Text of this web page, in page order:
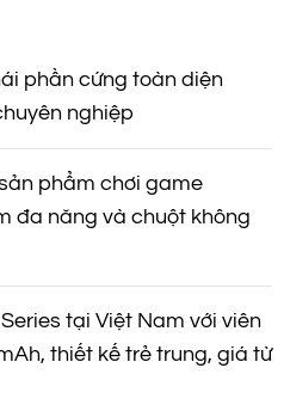
phần cứng toàn diện
nghiệp
phẩm chơi game
đa năng và chuột không
tại Việt Nam với viên
thiết kế trẻ trung, giá từ